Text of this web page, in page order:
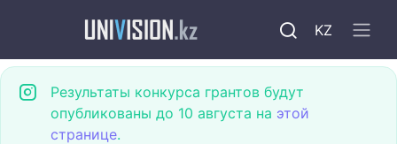
KZ
Результаты конкурса грантов будут
опубликованы до 10 августа на этой
странице.